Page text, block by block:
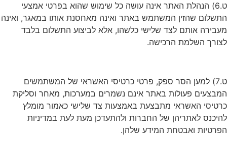
ט.6) הנהלת האתר אינה עושה כל שימוש שהוא בפרטי אמצעי
התשלום שהזין המשתמש באתר ואינה מאחסנת אותו במאגר, ואינה
מעבירה אותם לצד שלישי כלשהו, אלא לביצוע התשלום בלבד
לצורך השלמת הרכישה.
ט.7) למען הסר ספק, פרטי כרטיסי האשראי של המשתמשים
המבצעים פעולות באתר אינם נשמרים במערכות, מאחר וסליקת
כרטיסי האשראי מתבצעת באמצעות צד שלישי כאמור מומלץ
להיכנס לאתריהן של החברות ולהתעדכן מעת לעת במדיניות
הפרטיות ואבטחת המידע שלהן.